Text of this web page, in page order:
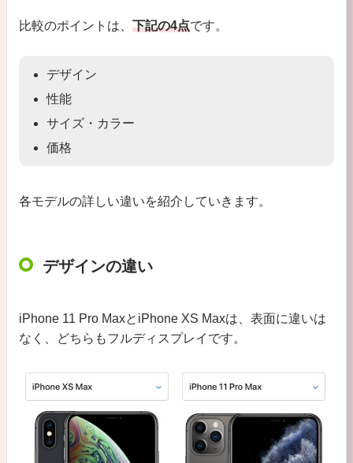
比較のポイントは、 下記の4点です。
デザイン
性能
サイズ・カラー
価格
各モデルの詳しい違いを紹介していきます。
デザインの違い
iPhone 11 Pro MaxとiPhone XS Maxは、表面に違いは
なく、どちらもフルディスプレイです。